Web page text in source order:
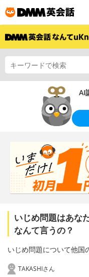
AI
いじめ問題はあな
なんて言うの？
いじめ問題について他国
TAKASHIさん